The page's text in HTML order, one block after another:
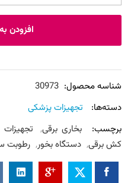
پرودوفیکس
افزودن
شناسه محصول: 30973
دسته‌ها:
تجهیزات پزشکی
برچسب:
بخاری برقی,
کش برقی, دستگاه بخور, رطوبت